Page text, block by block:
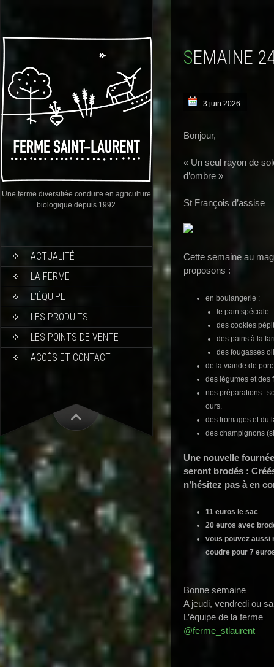
Une ferme diversifiée conduite en agriculture
biologique depuis 1992
ACTUALITÉ
LA FERME
L’ÉQUIPE
LES PRODUITS
LES POINTS DE VENTE
ACCÈS ET CONTACT
SEMAINE
3 juin 2026
Bonjour,
« Un seul rayon de
d’ombre »
St François d’assise
Cette semaine au
proposons :
en boulangerie :
le pain spéciale
des cookies
des pains à la
des fougasses
de la viande de
des légumes et des
nos préparations :
ours.
des fromages et du
des champignons
Une nouvelle
seront brodés :
n’hésitez pas à en
11 euros le sac
20 euros avec
vous pouvez aussi
coudre pour 7
Bonne semaine
A jeudi, vendredi ou
L’équipe de la ferme
@ferme_stlaurent